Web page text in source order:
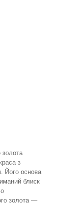
золота
з
Його основа
блиск
золота —